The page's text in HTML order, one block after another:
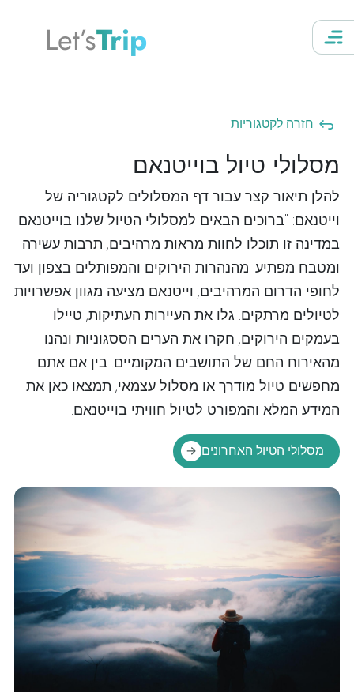
Let’sTrip
חזרה לקטגוריות
מסלולי טיול בוייטנאם
להלן תיאור קצר עבור דף המסלולים לקטגוריה של
וייטנאם: "ברוכים הבאים למסלולי הטיול שלנו בוייטנאם!
במדינה זו תוכלו לחוות מראות מרהיבים, תרבות עשירה
ומטבח מפתיע. מהנהרות הירוקים והמפותלים בצפון ועד
לחופי הדרום המרהיבים, וייטנאם מציעה מגוון אפשרויות
לטיולים מרתקים. גלו את העיירות העתיקות, טיילו
בעמקים הירוקים, חקרו את הערים הססגוניות ונהנו
מהאירוח החם של התושבים המקומיים. בין אם אתם
מחפשים טיול מודרך או מסלול עצמאי, תמצאו כאן את
המידע המלא והמפורט לטיול חוויתי בוייטנאם.
מסלולי הטיול האחרונים